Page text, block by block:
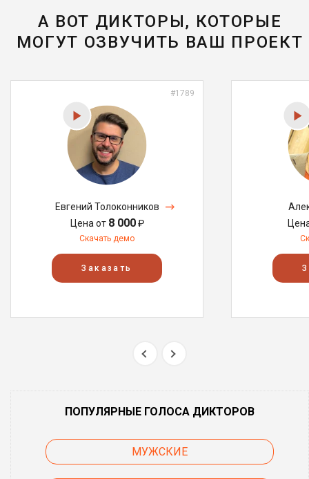
А ВОТ ДИКТОРЫ, КОТОРЫЕ
МОГУТ ОЗВУЧИТЬ ВАШ ПРОЕКТ
#1789
Евгений Толоконников
Цена от 8 000₽
Скачать демо
Заказать
ПОПУЛЯРНЫЕ ГОЛОСА ДИКТОРОВ
МУЖСКИЕ